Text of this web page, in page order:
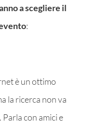
a scegliere il
:
è un ottimo
la ricerca non va
con amici e